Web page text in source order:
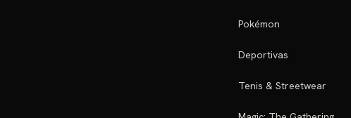
Pokémon
Deportivas
Tenis & Streetwear